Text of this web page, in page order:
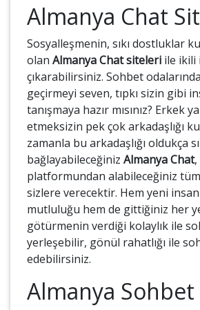
Almanya Chat
Sosyalleşmenin, sıkı dostluklar
olan Almanya Chat siteleri ile ikili
çıkarabilirsiniz. Sohbet
geçirmeyi seven, tıpkı sizin gibi
tanışmaya hazır mısınız? Erkek
etmeksizin pek çok arkadaşlığı
zamanla bu arkadaşlığı oldukça
bağlayabileceğiniz Almanya Chat
platformundan alabileceğiniz
sizlere verecektir. Hem yeni
mutluluğu hem de gittiğiniz her
götürmenin verdiği kolaylık ile
yerleşebilir, gönül rahatlığı ile
edebilirsiniz.
Almanya Sohbet